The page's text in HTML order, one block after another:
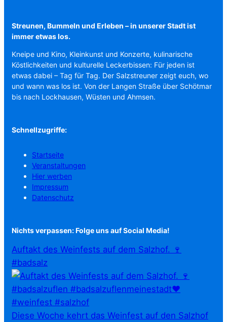
Streunen, Bummeln und Erleben – in unserer Stadt ist
immer etwas los.
Kneipe und Kino, Kleinkunst und Konzerte, kulinarische
Köstlichkeiten und kulturelle Leckerbissen: Für jeden ist
etwas dabei – Tag für Tag. Der Salzstreuner zeigt euch, wo
und wann was los ist. Von der Langen Straße über Schötmar
bis nach Lockhausen, Wüsten und Ahmsen.
Schnellzugriffe:
Startseite
Veranstaltungen
Hier werben
Impressum
Datenschutz
Nichts verpassen: Folge uns auf Social Media!
Auftakt des Weinfests auf dem Salzhof. 🍷
#badsalz
Diese Woche kehrt das Weinfest auf den Salzhof